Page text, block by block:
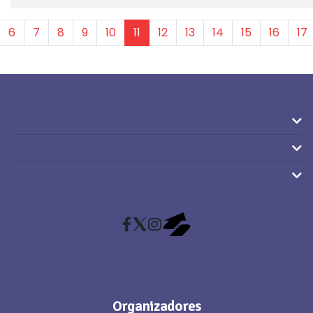
6 7 8 9 10 11 12 13 14 15 16 17
Facebook
X (Twitter)
Instagram
RaceMapp
Organizadores